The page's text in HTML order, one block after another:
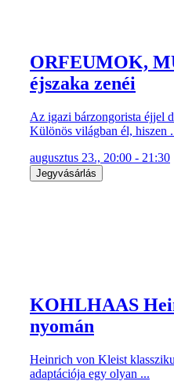
ORFEUMOK,
éjszaka zenéi
Az igazi bárzongorista éjjel
Különös világban él, hiszen
augusztus 23., 20:00 - 21:30
Jegyvásárlás
KOHLHAAS
nyomán
Heinrich von Kleist
adaptációja egy olyan ...